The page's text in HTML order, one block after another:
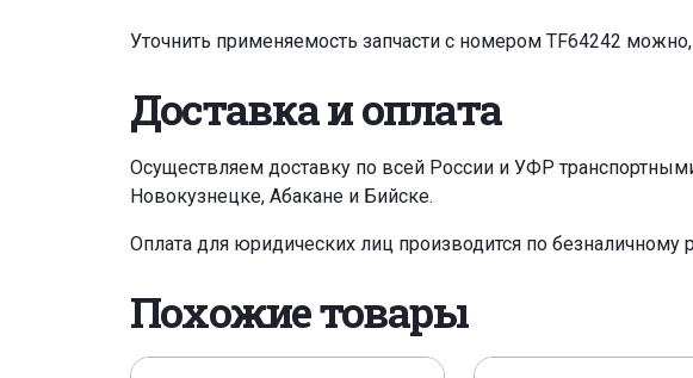
Уточнить применяемость запчасти с номером TF64242
Доставка и оплата
Осуществляем доставку по всей России и УФР
Новокузнецке, Абакане и Бийске.
Оплата для юридических лиц производится по
Похожие товары